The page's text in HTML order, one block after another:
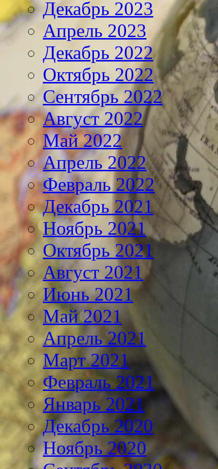
Декабрь 2023
Апрель 2023
Декабрь 2022
Октябрь 2022
Сентябрь 2022
Август 2022
Май 2022
Апрель 2022
Февраль 2022
Декабрь 2021
Ноябрь 2021
Октябрь 2021
Август 2021
Июнь 2021
Май 2021
Апрель 2021
Март 2021
Февраль 2021
Январь 2021
Декабрь 2020
Ноябрь 2020